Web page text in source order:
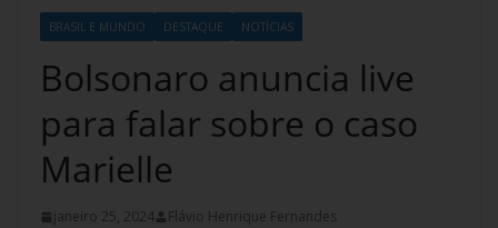
BRASIL E MUNDO DESTAQUE NOTÍCIAS
Bolsonaro anuncia live
para falar sobre o caso
Marielle
janeiro 25, 2024 Flávio Henrique Fernandes